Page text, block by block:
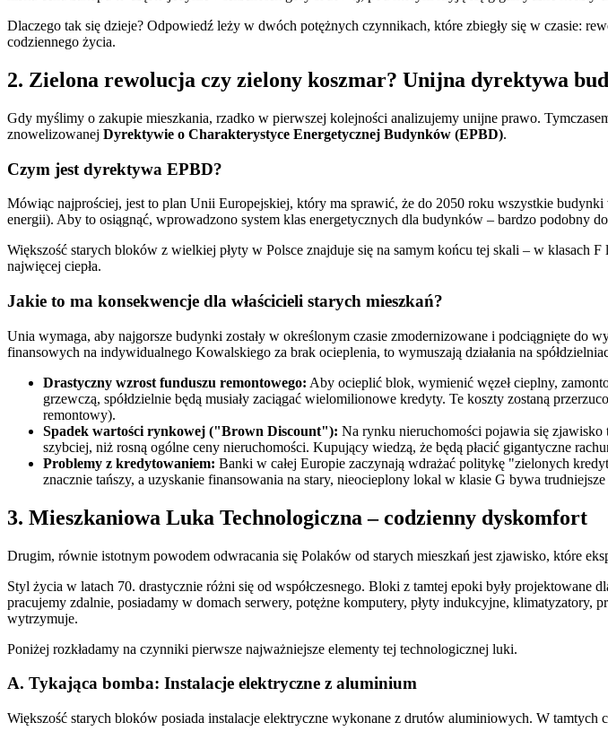
Dlaczego tak się dzieje? Odpowiedź leży w dwóch potężnych czynnikach, które zbiegły się w czasie:
codziennego życia.
2. Zielona rewolucja czy zielony koszmar? Unijna dyrektywa
Gdy myślimy o zakupie mieszkania, rzadko w pierwszej kolejności analizujemy unijne prawo.
znowelizowanej Dyrektywie o Charakterystyce Energetycznej Budynków (EPBD).
Czym jest dyrektywa EPBD?
Mówiąc najprościej, jest to plan Unii Europejskiej, który ma sprawić, że do 2050 roku wszystkie
energii). Aby to osiągnąć, wprowadzono system klas energetycznych dla budynków – bardzo podobny
Większość starych bloków z wielkiej płyty w Polsce znajduje się na samym końcu tej skali – w klasach
najwięcej ciepła.
Jakie to ma konsekwencje dla właścicieli starych mieszkań?
Unia wymaga, aby najgorsze budynki zostały w określonym czasie zmodernizowane i podciągnięte do
finansowych na indywidualnego Kowalskiego za brak ocieplenia, to wymuszają działania na
Drastyczny wzrost funduszu remontowego: Aby ocieplić blok, wymienić węzeł cieplny,
grzewczą, spółdzielnie będą musiały zaciągać wielomilionowe kredyty. Te koszty zostaną
remontowy).
Spadek wartości rynkowej ("Brown Discount"): Na rynku nieruchomości pojawia się zjawisko
szybciej, niż rosną ogólne ceny nieruchomości. Kupujący wiedzą, że będą płacić gigantyczne
Problemy z kredytowaniem: Banki w całej Europie zaczynają wdrażać politykę "zielonych
znacznie tańszy, a uzyskanie finansowania na stary, nieocieplony lokal w klasie G bywa
3. Mieszkaniowa Luka Technologiczna – codzienny dyskomfort
Drugim, równie istotnym powodem odwracania się Polaków od starych mieszkań jest zjawisko, które
Styl życia w latach 70. drastycznie różni się od współczesnego. Bloki z tamtej epoki były
pracujemy zdalnie, posiadamy w domach serwery, potężne komputery, płyty indukcyjne,
wytrzymuje.
Poniżej rozkładamy na czynniki pierwsze najważniejsze elementy tej technologicznej luki.
A. Tykająca bomba: Instalacje elektryczne z aluminium
Większość starych bloków posiada instalacje elektryczne wykonane z drutów aluminiowych. W